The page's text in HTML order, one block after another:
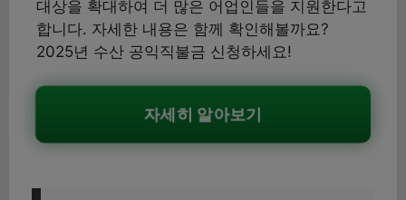
대상을 확대하여 더 많은 어업인들을 지원한다고
합니다. 자세한 내용은 함께 확인해볼까요?
2025년 수산 공익직불금 신청하세요!
자세히 알아보기